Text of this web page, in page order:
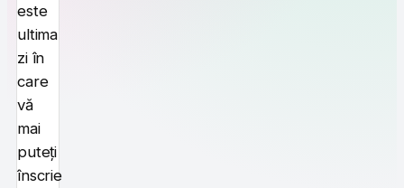
este
ultima
zi în
care
vă
mai
puteți
înscrie